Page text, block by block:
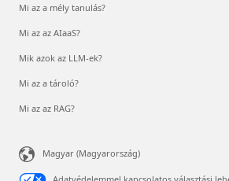
Mi az a mély tanulás?
Mi az az AIaaS?
Mik azok az LLM-ek?
Mi az a tároló?
Mi az az RAG?
Magyar (Magyarország)